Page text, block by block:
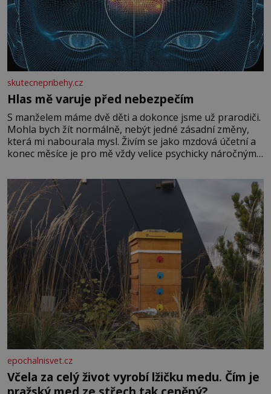
skutecnepribehy.cz
Hlas mě varuje před nebezpečím
S manželem máme dvě děti a dokonce jsme už prarodiči.
Mohla bych žít normálně, nebýt jedné zásadní změny,
která mi nabourala mysl. Živím se jako mzdová účetní a
konec měsíce je pro mě vždy velice psychicky náročným
dál častěji volá o pomoc, co se hlídání týče. Dalo by se
epochalnisvet.cz
Včela za celý život vyrobí lžičku medu. Čím je